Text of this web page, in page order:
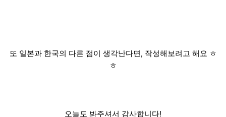
또 일본과 한국의 다른 점이 생각난다면, 작성해보려고 해요 ㅎ
ㅎ
오늘도 봐주셔서 감사합니다!